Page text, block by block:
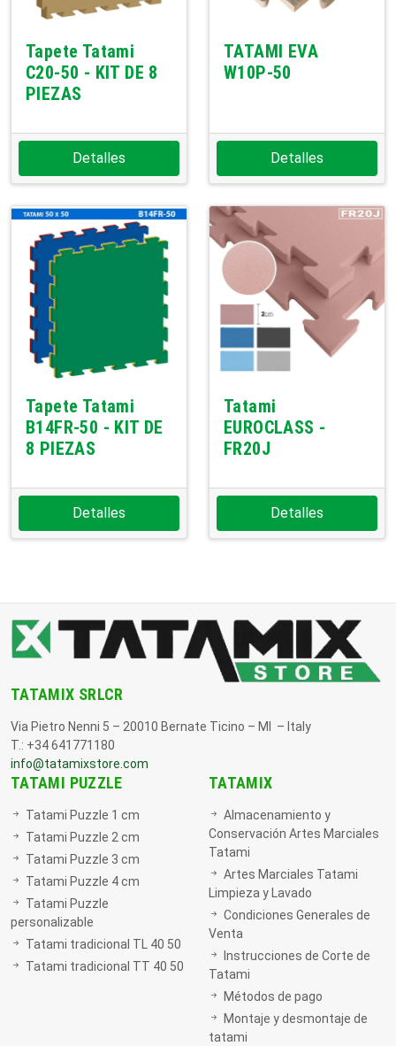
Tapete Tatami
C20-50 - KIT DE 8
PIEZAS
Detalles
TATAMI EVA
W10P-50
Detalles
Tapete Tatami
B14FR-50 - KIT DE
8 PIEZAS
Detalles
Tatami
EUROCLASS -
FR20J
Detalles
TATAMIX SRLCR
Via Pietro Nenni 5 – 20010 Bernate Ticino – MI – Italy
T.: +34 641771180
info@tatamixstore.com
TATAMI PUZZLE
Tatami Puzzle 1 cm
Tatami Puzzle 2 cm
Tatami Puzzle 3 cm
Tatami Puzzle 4 cm
Tatami Puzzle
personalizable
Tatami tradicional TL 40 50
Tatami tradicional TT 40 50
TATAMIX
Almacenamiento y
Conservación Artes Marciales
Tatami
Artes Marciales Tatami
Limpieza y Lavado
Condiciones Generales de
Venta
Instrucciones de Corte de
Tatami
Métodos de pago
Montaje y desmontaje de
tatami